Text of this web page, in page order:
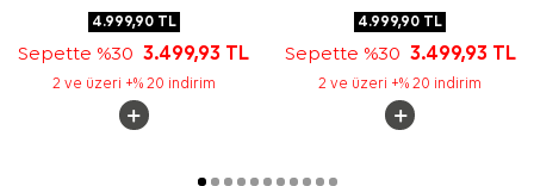
4.999,90TL
Sepette %303.499,93 TL
2 ve üzeri +% 20 indirim
4.999,90 TL
Sepette %30 3.499,93 TL
2 ve üzeri +% 20 indirim